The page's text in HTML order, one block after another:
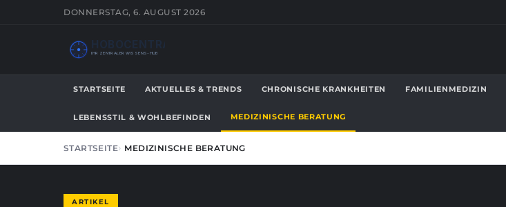
DONNERSTAG, 6. AUGUST 2026
HOBOCENTRAL
IHR ZENTRALER WISSENS-HUB
STARTSEITE AKTUELLES & TRENDS CHRONISCHE KRANKHEITEN FAMILIENMEDIZIN
LEBENSSTIL & WOHLBEFINDEN MEDIZINISCHE BERATUNG
STARTSEITE MEDIZINISCHE BERATUNG
ARTIKEL